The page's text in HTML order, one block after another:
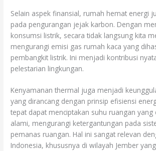
Selain aspek finansial, rumah hemat energi
pada pengurangan jejak karbon. Dengan
konsumsi listrik, secara tidak langsung kita
mengurangi emisi gas rumah kaca yang
pembangkit listrik. Ini menjadi kontribusi
pelestarian lingkungan.
Kenyamanan thermal juga menjadi
yang dirancang dengan prinsip efisiensi
tepat dapat menciptakan suhu ruangan yang
alami, mengurangi ketergantungan pada
pemanas ruangan. Hal ini sangat relevan
Indonesia, khususnya di wilayah Jember